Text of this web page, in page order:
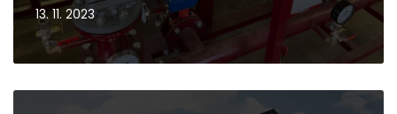
13. 11. 2023